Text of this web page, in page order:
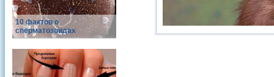
10 фактов о
сперматозоидах